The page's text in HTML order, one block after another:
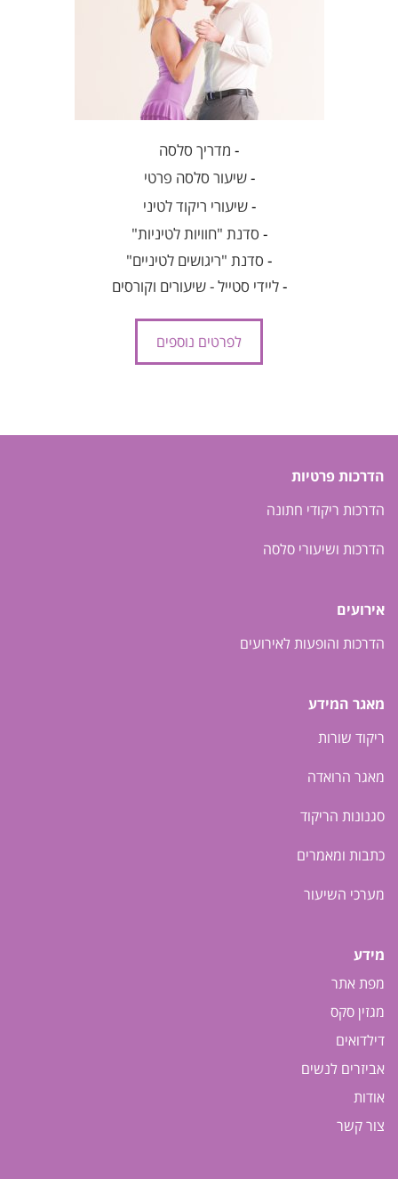
- מדריך סלסה
-שיעור סלסה פרטי
-שיעורי ריקוד לטיני
- סדנת "חוויות לטיניות"
- סדנת "ריגושים לטיניים"
-ליידי סטייל - שיעורים וקורסים
לפרטים נוספים
הדרכות פרטיות
הדרכות ריקודי חתונה
הדרכות ושיעורי סלסה
אירועים
הדרכות והופעות לאירועים
מאגר המידע
ריקוד שורות
מאגר הרואדה
סגנונות הריקוד
כתבות ומאמרים
מערכי השיעור
מידע
מפת אתר
מגזין סקס
דילדואים
אביזרים לנשים
אודות
צור קשר